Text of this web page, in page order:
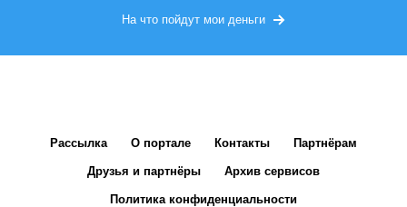
На что пойдут мои деньги
Рассылка О портале Контакты Партнёрам
Друзья и партнёры Архив сервисов
Политика конфиденциальности